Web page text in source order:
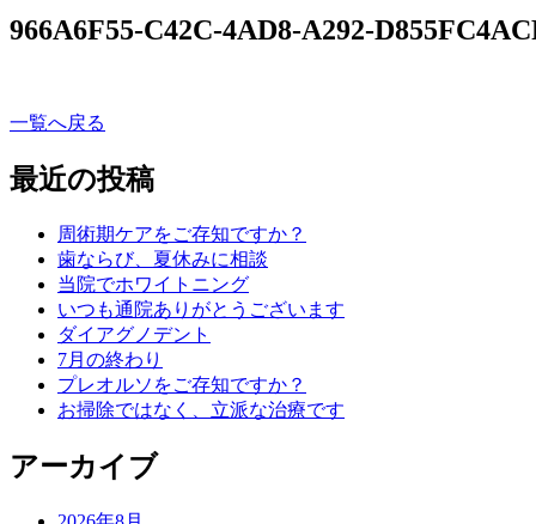
966A6F55-C42C-4AD8-A292-
一覧へ戻る
最近の投稿
周術期ケアをご存知ですか？
歯ならび、夏休みに相談
当院でホワイトニング
いつも通院ありがとうございます
ダイアグノデント
7月の終わり
プレオルソをご存知ですか？
お掃除ではなく、立派な治療です
アーカイブ